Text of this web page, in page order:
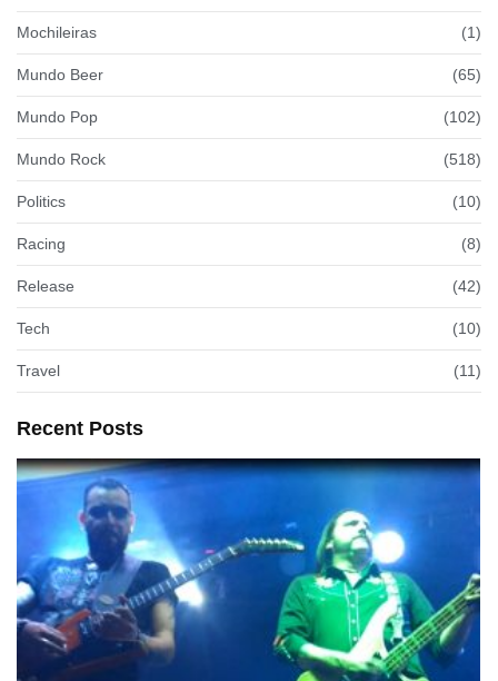
Mochileiras (1)
Mundo Beer (65)
Mundo Pop (102)
Mundo Rock (518)
Politics (10)
Racing (8)
Release (42)
Tech (10)
Travel (11)
Recent Posts